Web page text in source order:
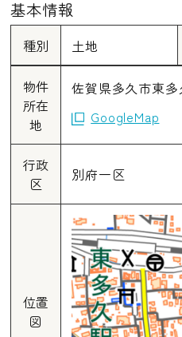
基本情報
種別 土地
物件
所在
地
佐賀県多久市東多
GoogleMap
行政
区
別府一区
位置
図